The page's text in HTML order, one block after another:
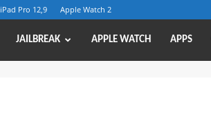
iPad Pro 12,9 Apple Watch 2
JAILBREAK APPLE WATCH APPS